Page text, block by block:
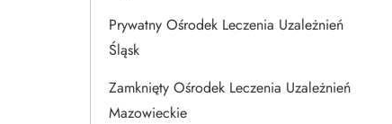
Prywatny Ośrodek Leczenia Uzależnień
Śląsk
Zamknięty Ośrodek Leczenia Uzależnień
Mazowieckie